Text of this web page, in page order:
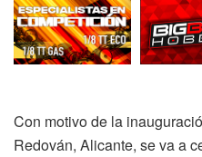
Con motivo de la
Redován, Alicante, se va a